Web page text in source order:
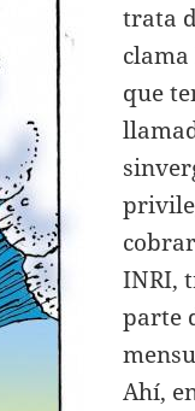
trata
que
INRI,
parte
Ahí,